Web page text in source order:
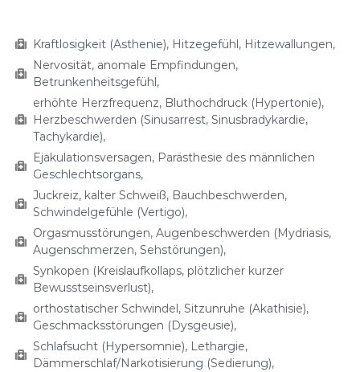
Kraftlosigkeit (Asthenie), Hitzegefühl, Hitzewallungen,
Nervosität, anomale Empfindungen,
Betrunkenheitsgefühl,
erhöhte Herzfrequenz, Bluthochdruck (Hypertonie),
Herzbeschwerden (Sinusarrest, Sinusbradykardie,
Tachykardie),
Ejakulationsversagen, Parästhesie des männlichen
Geschlechtsorgans,
Juckreiz, kalter Schweiß, Bauchbeschwerden,
Schwindelgefühle (Vertigo),
Orgasmusstörungen, Augenbeschwerden (Mydriasis,
Augenschmerzen, Sehstörungen),
Synkopen (Kreislaufkollaps, plötzlicher kurzer
Bewusstseinsverlust),
orthostatischer Schwindel, Sitzunruhe (Akathisie),
Geschmacksstörungen (Dysgeusie),
Schlafsucht (Hypersomnie), Lethargie,
Dämmerschlaf/Narkotisierung (Sedierung),